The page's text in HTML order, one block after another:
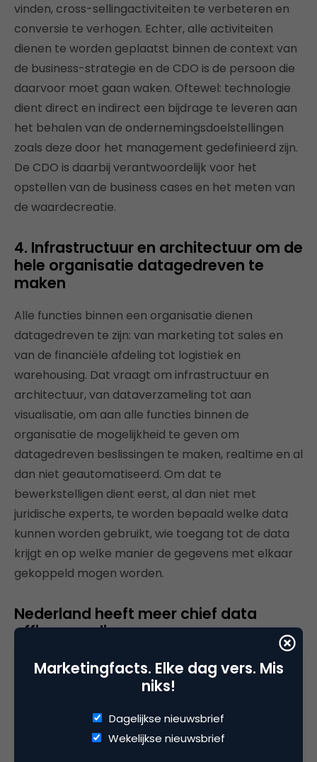
vinden, cross-sellingactiviteiten te verbeteren en
conversie te verhogen. Echter, alle activiteiten
dienen te worden geplaatst binnen de context van
de business-strategie en de CDO is de persoon die
daarvoor moet gaan waken. Oftewel: technologie
dient direct en indirect een bijdrage te leveren aan
het behalen van de ondernemingsdoelstellingen
zoals deze door het management gedefinieerd zijn.
De CDO is daarbij verantwoordelijk voor het
opstellen van de business cases en het meten van
de waardecreatie.
4. Infrastructuur en architectuur om de
hele organisatie datagedreven te
maken
Alle functies binnen een organisatie dienen
datagedreven te zijn: van marketing tot sales en
van de financiële afdeling tot logistiek en
warehousing. Dat vraagt om infrastructuur en
architectuur, van dataverzameling tot aan
visualisatie, om aan alle functies binnen de
organisatie de mogelijkheid te geven om
datagedreven beslissingen te maken, realtime en al
dan niet geautomatiseerd. Om dat te
bewerkstelligen dient eerst, al dan niet met
juridische experts, te worden bepaald welke data
kunnen worden gebruikt, wie toegang tot de data
krijgt en op welke manier de gegevens met elkaar
gekoppeld mogen worden.
Nederland heeft meer chief data
officers nodig
De inlijving van de nieuwe functie is inmiddels
onomkeerbaar. Zo wasOgilvy
data officer heeft aangesteld. Maar er is nog een
lange weg te gaan.
Marketingfacts. Elke dag vers. Mis
niks!
Dagelijkse nieuwsbrief
Wekelijkse nieuwsbrief